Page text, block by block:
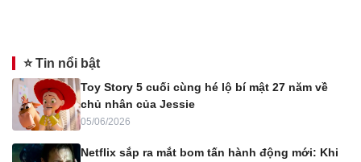
⭐ Tin nổi bật
Toy Story 5 cuối cùng hé lộ bí mật 27 năm về
chủ nhân của Jessie
05/06/2026
Netflix sắp ra mắt bom tấn hành động mới: Khi